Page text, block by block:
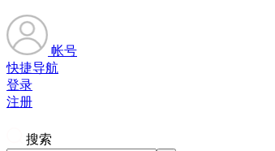
帐号
快捷导航
登录
注册
搜索